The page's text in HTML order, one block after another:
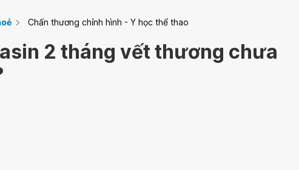
Chấn thương chỉnh hình - Y học thể thao
2 tháng vết thương chưa